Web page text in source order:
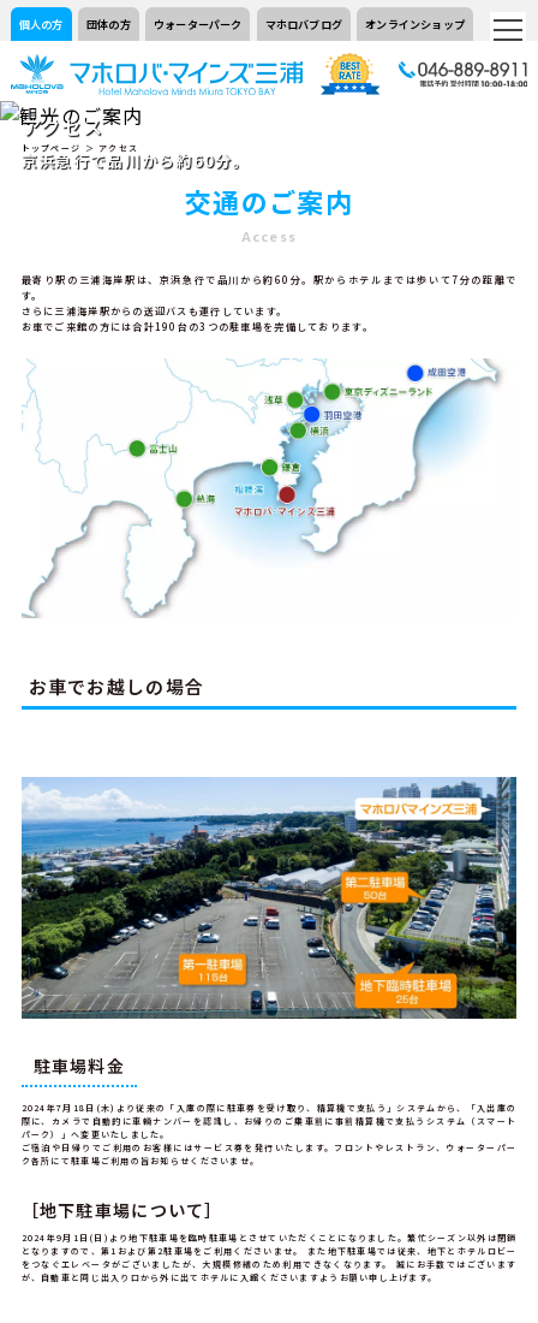
個人の方 団体の方 ウォーターパーク マホロバブログ オンラインショップ
アクセス
京浜急行で品川から約60分。
トップページ ＞ アクセス
交通のご案内
Access
最寄り駅の三浦海岸駅は、京浜急行で品川から約60分。駅からホテルまでは歩いて7分の距離で
す。
さらに三浦海岸駅からの送迎バスも運行しています。
お車でご来館の方には合計190台の3つの駐車場を完備しております。
お車でお越しの場合
駐車場料金
2024年7月18日(木)より従来の「入庫の際に駐車券を受け取り、精算機で支払う」システムから、「入出庫の
際に、カメラで自動的に車輌ナンバーを認識し、お帰りのご乗車前に事前精算機で支払うシステム（スマート
パーク）」へ変更いたしました。
ご宿泊や日帰りでご利用のお客様にはサービス券を発行いたします。フロントやレストラン、ウォーターパー
ク各所にて駐車場ご利用の旨お知らせくださいませ。
［地下駐車場について］
2024年9月1日(日)より地下駐車場を臨時駐車場とさせていただくことになりました。繁忙シーズン以外は閉鎖
となりますので、第1および第2駐車場をご利用くださいませ。 また地下駐車場では従来、地下とホテルロビー
をつなぐエレベータがございましたが、大規模修繕のため利用できなくなります。 誠にお手数ではございます
が、自動車と同じ出入り口から外に出てホテルに入館くださいますようお願い申し上げます。